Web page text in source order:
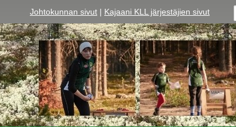
Johtokunnan sivut | Kajaani KLL järjestäjien sivut